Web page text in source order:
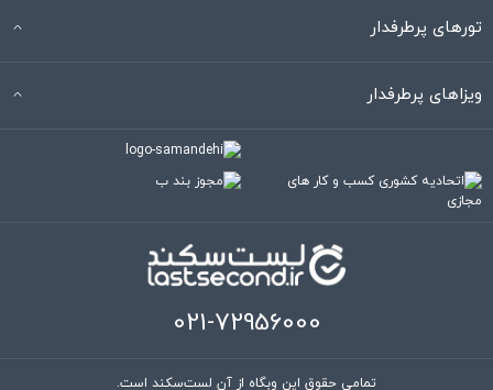
تورهای پرطرفدار
ویزاهای پرطرفدار
021-72956000
تمامی حقوق این وبگاه از آنِ لست‌سکند است.